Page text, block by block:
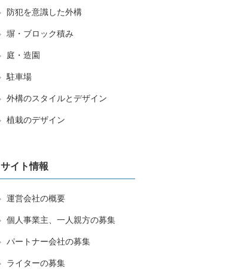
防犯を意識した外構
塀・ブロック積み
庭・造園
駐車場
外構のスタイルとデザイン
植栽のデザイン
サイト情報
運営会社の概要
個人事業主、一人親方の募集
パートナー会社の募集
ライターの募集